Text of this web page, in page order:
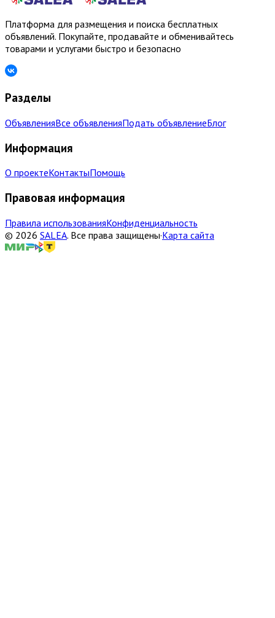
Платформа для размещения и поиска бесплатных
объявлений. Покупайте, продавайте и обменивайтесь
товарами и услугами быстро и безопасно
Разделы
ОбъявленияВсе объявленияПодать объявлениеБлог
Информация
О проектеКонтактыПомощь
Правовая информация
Правила использованияКонфиденциальность
© 2026 SALEA. Все права защищены·Карта сайта